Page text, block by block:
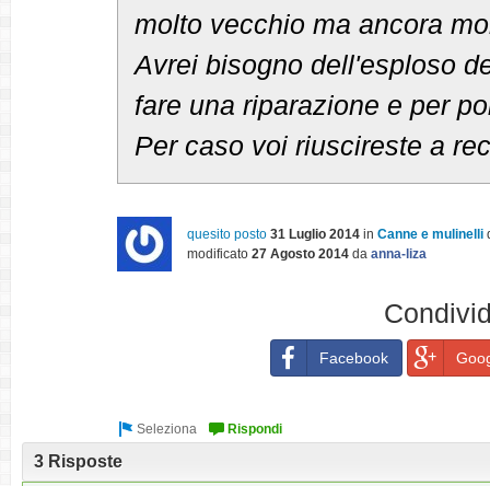
molto vecchio ma ancora
Avrei bisogno dell'esploso
fare una riparazione e per
Per caso voi riuscireste a
quesito posto 31 Luglio 2014 in Canne e mulinelli
modificato 27 Agosto 2014 da anna-liza
Facebook
3 Risposte